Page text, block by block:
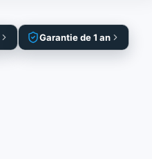
Garantie de 1 an